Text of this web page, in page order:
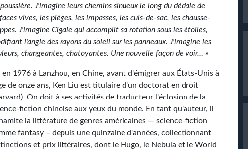
J'imagine leurs chemins sinueux le long du dédale de
vives, les pièges, les impasses, les culs-de-sac, les chausse-
J'imagine Cigale qui accomplit sa rotation sous les étoiles,
l'angle des rayons du soleil sur les panneaux. J'imagine les
changeantes, chatoyantes. Une nouvelle façon de voir… »
en 1976 à Lanzhou, en Chine, avant d'émigrer aux États-Unis à
de onze ans, Ken Liu est titulaire d'un doctorat en droit
On doit à ses activités de traducteur l'éclosion de la
fiction chinoise aux yeux du monde. En tant qu'auteur, il
la littérature de genres américaines — science-fiction
fantasy – depuis une quinzaine d'années, collectionnant
et prix littéraires, dont le Hugo, le Nebula et le World